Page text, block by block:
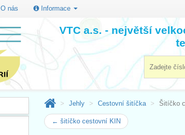
O nás Informace
VTC a.s. - největší
Jehly Cestovní šitíčka Šitíčko
← šitíčko cestovní KIN